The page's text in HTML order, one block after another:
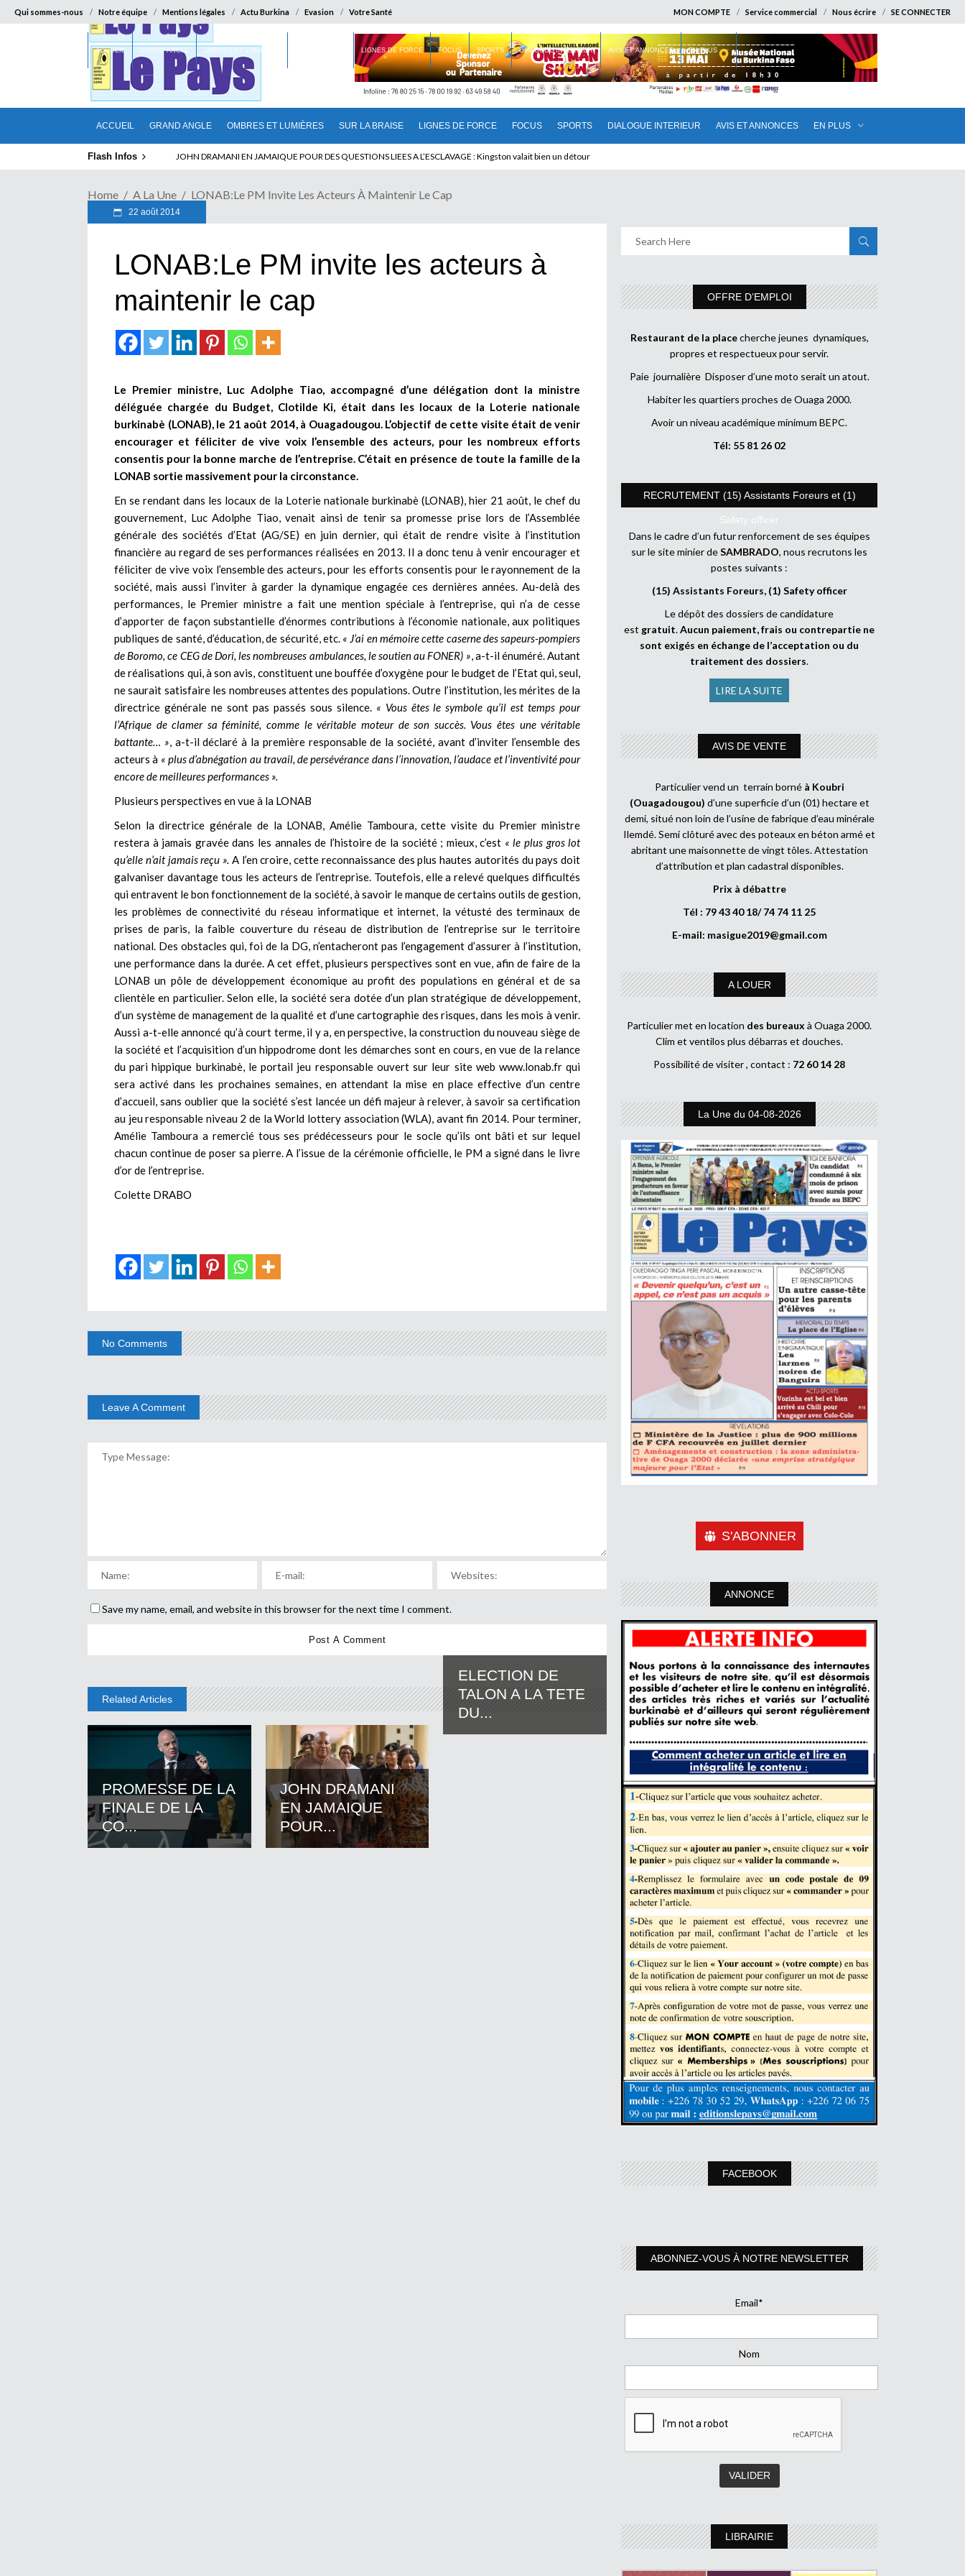
Qui sommes-nous Notre équipe Mentions légales Actu Burkina Evasion Votre Santé MON COMPTE Service commercial Nous écrire SE CONNECTER
ACCUEIL GRAND ANGLE OMBRES ET LUMIÈRES SUR LA BRAISE LIGNES DE FORCE FOCUS SPORTS DIALOGUE INTERIEUR AVIS ET ANNONCES EN PLUS
ACCUEIL GRAND ANGLE OMBRES ET LUMIÈRES LIGNES DE FORCE FOCUS SPORTS DIALOGUE INTERIEUR AVIS ET ANNONCES EN PLUS
Flash Infos JOHN DRAMANI EN JAMAIQUE POUR DES QUESTIONS LIEES A L’ESCLAVAGE : Kingston valait bien un détour
ELECTION DE TALON A LA TETE DU SENAT BENINOIS : Quand Patrice quitte le pouvoir sans partir !
Home A La Une LONAB:Le PM Invite Les Acteurs À Maintenir Le Cap
22 août 2014
LONAB:Le PM invite les acteurs à
maintenir le cap
Le Premier ministre, Luc Adolphe Tiao, accompagné d’une délégation dont la ministre
déléguée chargée du Budget, Clotilde Ki, était dans les locaux de la Loterie nationale
burkinabè (LONAB), le 21 août 2014, à Ouagadougou. L’objectif de cette visite était de venir
encourager et féliciter de vive voix l’ensemble des acteurs, pour les nombreux efforts
consentis pour la bonne marche de l’entreprise. C’était en présence de toute la famille de la
LONAB sortie massivement pour la circonstance.
En se rendant dans les locaux de la Loterie nationale burkinabè (LONAB), hier 21 août, le chef du
gouvernement, Luc Adolphe Tiao, venait ainsi de tenir sa promesse prise lors de l’Assemblée
générale des sociétés d’Etat (AG/SE) en juin dernier, qui était de rendre visite à l’institution
financière au regard de ses performances réalisées en 2013. Il a donc tenu à venir encourager et
féliciter de vive voix l’ensemble des acteurs, pour les efforts consentis pour le rayonnement de la
société, mais aussi l’inviter à garder la dynamique engagée ces dernières années. Au-delà des
performances, le Premier ministre a fait une mention spéciale à l’entreprise, qui n’a de cesse
d’apporter de façon substantielle d’énormes contributions à l’économie nationale, aux politiques
publiques de santé, d’éducation, de sécurité, etc. « J’ai en mémoire cette caserne des sapeurs-pompiers
de Boromo, ce CEG de Dori, les nombreuses ambulances, le soutien au FONER) », a-t-il énuméré. Autant
de réalisations qui, à son avis, constituent une bouffée d’oxygène pour le budget de l’Etat qui, seul,
ne saurait satisfaire les nombreuses attentes des populations. Outre l’institution, les mérites de la
directrice générale ne sont pas passés sous silence. « Vous êtes le symbole qu’il est temps pour
l’Afrique de clamer sa féminité, comme le véritable moteur de son succès. Vous êtes une véritable
battante… », a-t-il déclaré à la première responsable de la société, avant d’inviter l’ensemble des
acteurs à « plus d’abnégation au travail, de persévérance dans l’innovation, l’audace et l’inventivité pour
encore de meilleures performances ».
Plusieurs perspectives en vue à la LONAB
Selon la directrice générale de la LONAB, Amélie Tamboura, cette visite du Premier ministre
restera à jamais gravée dans les annales de l’histoire de la société ; mieux, c’est « le plus gros lot
qu’elle n’ait jamais reçu ». A l’en croire, cette reconnaissance des plus hautes autorités du pays doit
galvaniser davantage tous les acteurs de l’entreprise. Toutefois, elle a relevé quelques difficultés
qui entravent le bon fonctionnement de la société, à savoir le manque de certains outils de gestion,
les problèmes de connectivité du réseau informatique et internet, la vétusté des terminaux de
prises de paris, la faible couverture du réseau de distribution de l’entreprise sur le territoire
national. Des obstacles qui, foi de la DG, n’entacheront pas l’engagement d’assurer à l’institution,
une performance dans la durée. A cet effet, plusieurs perspectives sont en vue, afin de faire de la
LONAB un pôle de développement économique au profit des populations en général et de sa
clientèle en particulier. Selon elle, la société sera dotée d’un plan stratégique de développement,
d’un système de management de la qualité et d’une cartographie des risques, dans les mois à venir.
Aussi a-t-elle annoncé qu’à court terme, il y a, en perspective, la construction du nouveau siège de
la société et l’acquisition d’un hippodrome dont les démarches sont en cours, en vue de la relance
du pari hippique burkinabè, le portail jeu responsable ouvert sur leur site webwww.lonab.fr qui
sera activé dans les prochaines semaines, en attendant la mise en place effective d’un centre
d’accueil, sans oublier que la société s’est lancée un défi majeur à relever, à savoir sa certification
au jeu responsable niveau 2 de la World lottery association (WLA), avant fin 2014. Pour terminer,
Amélie Tamboura a remercié tous ses prédécesseurs pour le socle qu’ils ont bâti et sur lequel
chacun continue de poser sa pierre. A l’issue de la cérémonie officielle, le PM a signé dans le livre
d’or de l’entreprise.
Colette DRABO
No Comments
Leave A Comment
Save my name, email, and website in this browser for the next time I comment.
Related Articles
PROMESSE DE LA
FINALE DE LA
CO...
JOHN DRAMANI
EN JAMAIQUE
POUR...
ELECTION DE
TALON A LA TETE
DU...
OFFRE D’EMPLOI
Restaurant de la placecherche jeunes dynamiques,
propres et respectueux pour servir.
Paie journalière Disposer d’une moto serait un atout.
Habiter les quartiers proches de Ouaga 2000.
Avoir un niveau académique minimum BEPC.
Tél: 55 81 26 02
RECRUTEMENT (15) Assistants Foreurs et (1)
Safety officer
Dans le cadre d’un futur renforcement de ses équipes
sur le site minier deSAMBRADO, nous recrutons les
postes suivants :
(15) Assistants Foreurs, (1) Safety officer
Le dépôt des dossiers de candidature
est gratuit.Aucun paiement, frais ou contrepartie ne
sont exigés en échange de l’acceptation ou du
traitement des dossiers.
LIRE LA SUITE
AVIS DE VENTE
Particulier vend un terrain borné à Koubri
(Ouagadougou) d’une superficie d’un (01) hectare et
demi, situé non loin de l’usine de fabrique d’eau minérale
Ilemdé. Semi clôturé avec des poteaux en béton armé et
abritant une maisonnette de vingt tôles. Attestation
d’attribution et plan cadastral disponibles.
Prix à débattre
Tél : 79 43 40 18/ 74 74 11 25
E-mail: masigue2019@gmail.com
A LOUER
Particulier met en location des bureaux à Ouaga 2000.
Clim et ventilos plus débarras et douches.
Possibilité de visiter , contact : 72 60 14 28
La Une du 04-08-2026
S'ABONNER
ANNONCE
FACEBOOK
ABONNEZ-VOUS À NOTRE NEWSLETTER
Email*
Nom
LIBRAIRIE